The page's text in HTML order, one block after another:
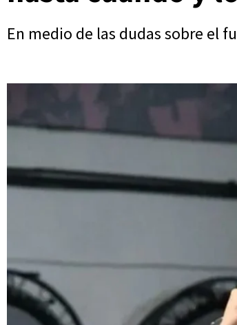
En medio de las dudas sobre el